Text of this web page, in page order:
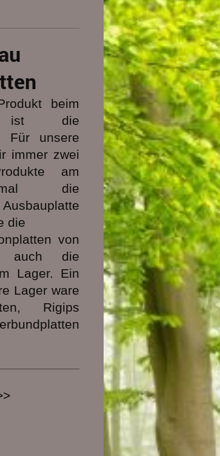
beim
ist die
Für unsere
immer zwei
am
die
die
von
auch die
Lager. Ein
Lager ware
Rigips